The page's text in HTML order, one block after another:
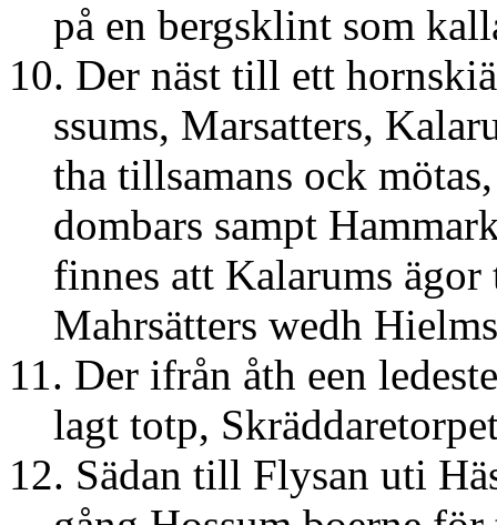
på en bergsklint som
10. Der näst till ett
ssums, Marsatters,
tha tillsamans ock
dombars sampt
finnes att Kalarums ägor
Mahrsätters wedh
11. Der ifrån åth een
lagt totp,
12. Sädan till Flysan uti